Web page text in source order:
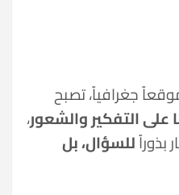
جغرافياً، تصبح
على التفكير والشعور،
بذوراًللسؤال، بل